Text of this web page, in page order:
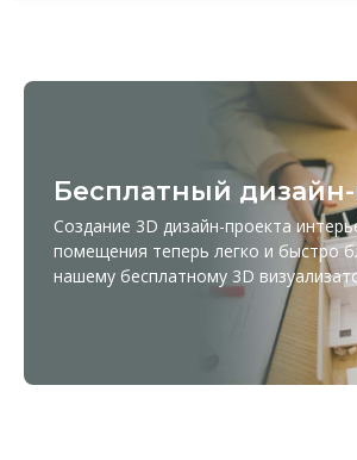
Бесплатный
Создание 3D дизайн-проекта
помещения теперь легко и быстро
нашему бесплатному 3D